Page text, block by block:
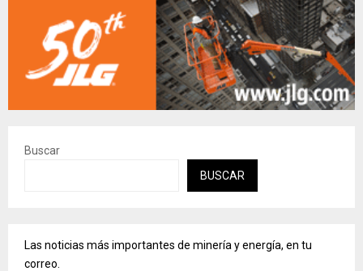
Buscar
BUSCAR
Las noticias más importantes de minería y energía, en tu
correo.